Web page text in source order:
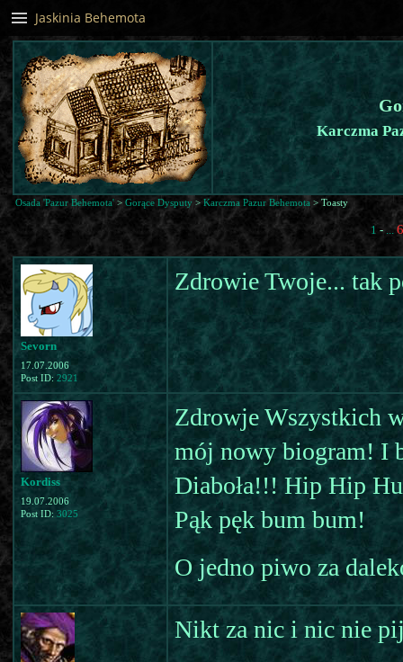
Karczma
Osada 'Pazur Behemota' > Gorące Dysputy > Karczma Pazur Behemota > Toasty
1 - ...
Sevorn
17.07.2006
Post ID: 2921
Zdrowie Twoje... tak
Kordiss
19.07.2006
Post ID: 3025
Zdrowje Wszystkich
mój nowy biogram! I
Diaboła!!! Hip Hip
Pąk pęk bum bum!
O jedno piwo za
Nikt za nic i nic nie
Jaskinia Behemota